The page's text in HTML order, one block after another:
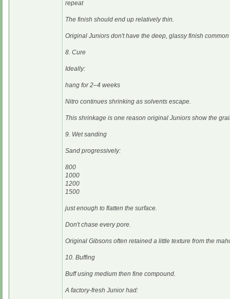
repeat
The finish should end up relatively thin.
Original Juniors don't have the deep, glassy finish
8. Cure
Ideally:
hang for 2–4 weeks
Nitro continues shrinking as solvents escape.
This shrinkage is one reason original Juniors show the
9. Wet sanding
Sand progressively:
800
1000
1200
1500
just enough to flatten the surface.
Don't chase every pore.
Original Gibsons often retained a little texture from the
10. Buffing
Buff using medium then fine compound.
A factory-fresh Junior had: